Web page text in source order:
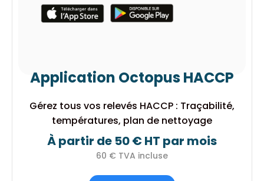
Application Octopus HACCP
Gérez tous vos relevés HACCP : Traçabilité,
températures, plan de nettoyage
À partir de 50 € HT par mois
60 € TVA incluse